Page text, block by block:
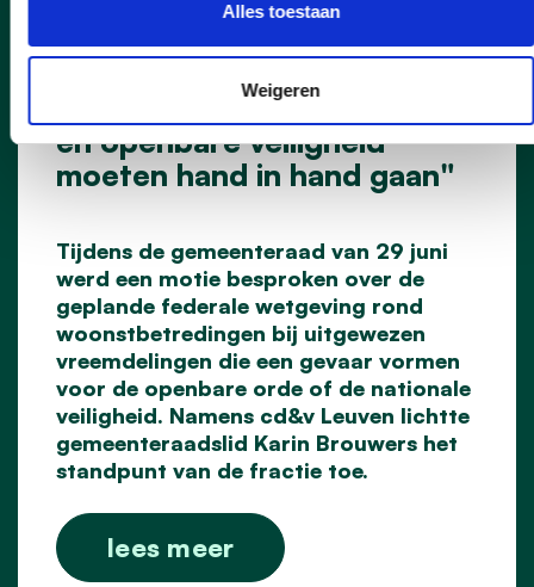
Alles toestaan
Weigeren
cd&v Leuven: "Bescherming
van fundamentele rechten
én openbare veiligheid
moeten hand in hand gaan"
Tijdens de gemeenteraad van 29 juni
werd een motie besproken over de
geplande federale wetgeving rond
woonstbetredingen bij uitgewezen
vreemdelingen die een gevaar vormen
voor de openbare orde of de nationale
veiligheid. Namens cd&v Leuven lichtte
gemeenteraadslid Karin Brouwers het
standpunt van de fractie toe.
lees meer